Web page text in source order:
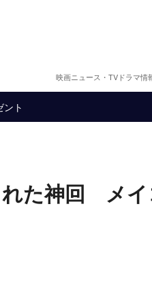
映画ニュース・TVドラマ情
ント
れた神回 メイ